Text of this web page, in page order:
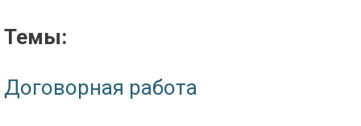
Темы:
Договорная работа